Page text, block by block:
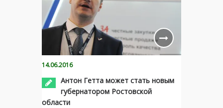
14.06.2016
Антон Гетта может стать новым
губернатором Ростовской
области